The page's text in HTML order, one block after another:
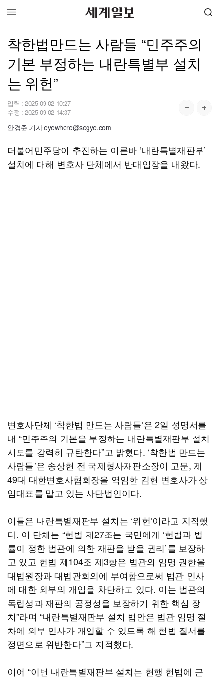
착한법만드는 사람들 “민주주의
기본 부정하는 내란특별부 설치
는 위헌”
입력 : 2025-09-02 10:27
수정 : 2025-09-02 14:37
안경준 기자 eyewhere@segye.com
더불어민주당이 추진하는 이른바 ‘내란특별재판부’
설치에 대해 변호사 단체에서 반대입장을 내왔다.
변호사단체 ‘착한법 만드는 사람들’은 2일 성명서를
내 “민주주의 기본을 부정하는 내란특별재판부 설치
시도를 강력히 규탄한다”고 밝혔다. ‘착한법 만드는
사람들’은 송상현 전 국제형사재판소장이 고문, 제
49대 대한변호사협회장을 역임한 김현 변호사가 상
임대표를 맡고 있는 사단법인이다.
이들은 내란특별재판부 설치는 ‘위헌’이라고 지적했
다. 이 단체는 “헌법 제27조는 국민에게 ‘헌법과 법
률이 정한 법관에 의한 재판을 받을 권리’를 보장하
고 있고 헌법 제104조 제3항은 법관의 임명 권한을
대법원장과 대법관회의에 부여함으로써 법관 인사
에 대한 외부의 개입을 차단하고 있다. 이는 법관의
독립성과 재판의 공정성을 보장하기 위한 핵심 장
치”라며 “내란특별재판부 설치 법안은 법관 임명 절
차에 외부 인사가 개입할 수 있도록 해 헌법 질서를
정면으로 위반한다”고 지적했다.
이어 “이번 내란특별재판부 설치는 현행 헌법에 근